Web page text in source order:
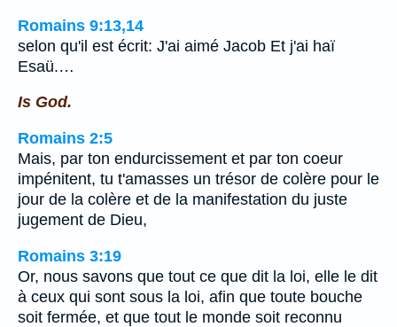
Romains 9:13,14
selon qu'il est écrit: J'ai aimé Jacob Et j'ai haï
Esaü.…
Is God.
Romains 2:5
Mais, par ton endurcissement et par ton coeur
impénitent, tu t'amasses un trésor de colère pour le
jour de la colère et de la manifestation du juste
jugement de Dieu,
Romains 3:19
Or, nous savons que tout ce que dit la loi, elle le dit
à ceux qui sont sous la loi, afin que toute bouche
soit fermée, et que tout le monde soit reconnu